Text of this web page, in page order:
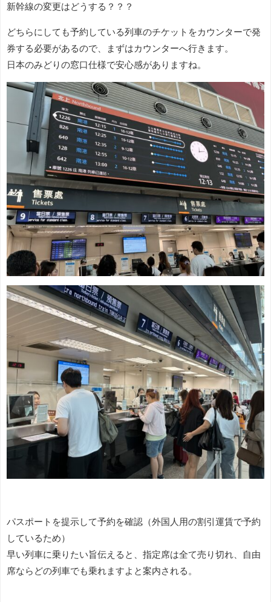
新幹線の変更はどうする？？？
どちらにしても予約している列車のチケットをカウンターで発
券する必要があるので、まずはカウンターへ行きます。
日本のみどりの窓口仕様で安心感がありますね。
パスポートを提示して予約を確認（外国人用の割引運賃で予約
しているため）
早い列車に乗りたい旨伝えると、指定席は全て売り切れ、自由
席ならどの列車でも乗れますよと案内される。